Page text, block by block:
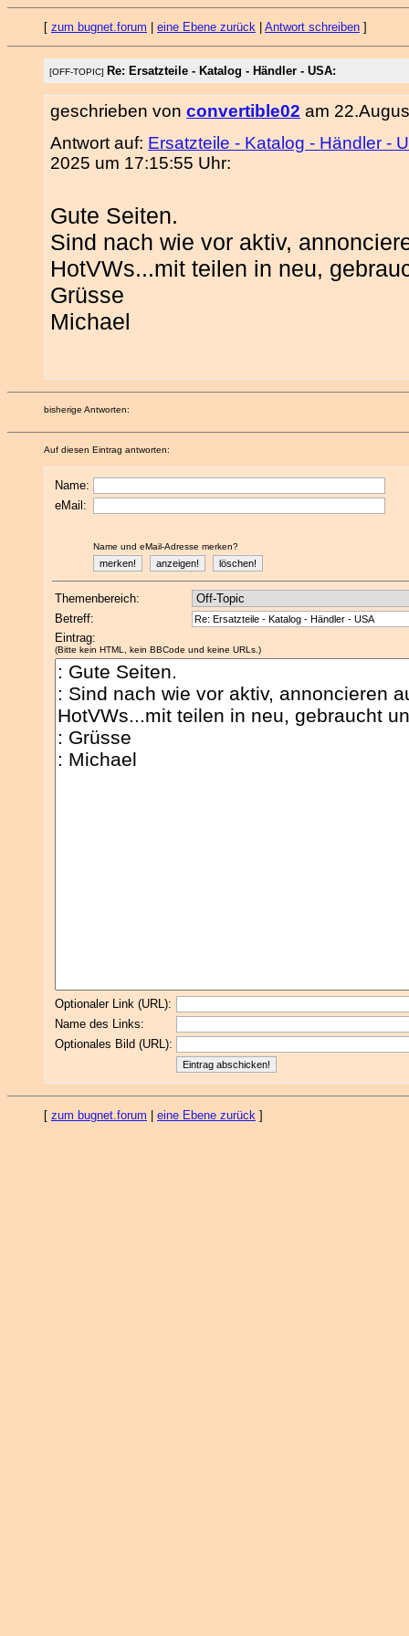
[ zum bugnet.forum eine Ebene zurück Antwort schreiben ]
[OFF-TOPIC] Re: Ersatzteile - Katalog - Händler - USA:
geschrieben von convertible02 am
Antwort auf: Ersatzteile - Katalog - Händler -
2025 um 17:15:55 Uhr:
Gute Seiten.
Sind nach wie vor aktiv,
HotVWs...mit teilen in neu,
Grüsse
Michael
bisherige Antworten:
Auf diesen Eintrag antworten:
Name:
eMail:
Name und eMail-Adresse merken?
Themenbereich:
Betreff:
Eintrag:
(Bitte kein HTML, kein BBCode und keine URLs.)
Optionaler Link (URL):
Name des Links:
Optionales Bild (URL):
[ zum bugnet.forum eine Ebene zurück ]